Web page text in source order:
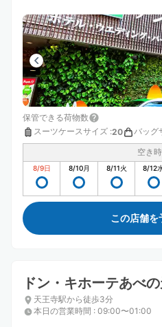
保管できる荷物数
スーツケースサイズ :20 バッグ
空き
8/9日 8/10月 8/11火 8/12
この店舗を
ドン・キホーテあべ
天王寺駅から徒歩3分
本日の営業時間 : 09:00〜01:00